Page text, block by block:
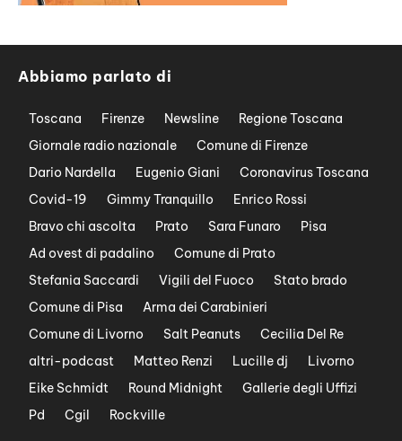
Abbiamo parlato di
Toscana Firenze Newsline
Regione Toscana
Giornale radio nazionale
Comune di Firenze
Dario Nardella
Eugenio Giani
Coronavirus Toscana
Covid-19
Gimmy Tranquillo
Enrico Rossi
Bravo chi ascolta
Prato Sara Funaro
Pisa
Ad ovest di padalino
Comune di Prato
Stefania Saccardi
Vigili del Fuoco
Stato brado
Comune di Pisa
Arma dei Carabinieri
Comune di Livorno
Salt Peanuts
Cecilia Del Re
altri-podcast
Matteo Renzi Lucille dj
Livorno
Eike Schmidt
Round Midnight
Gallerie degli Uffizi
Pd
Cgil Rockville